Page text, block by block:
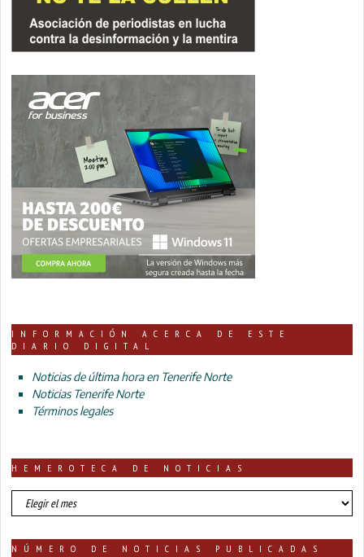
INFORMACIÓN ACERCA DE ESTE
DIARIO DIGITAL
Noticias de última hora en Tenerife Norte
Noticias Tenerife Norte
Términos legales
HEMEROTECA DE NOTICIAS
HEMEROTECA
DE
NÚMERO DE NOTICIAS PUBLICADAS